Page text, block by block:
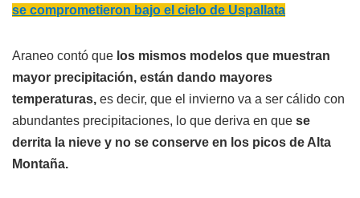
se comprometieron bajo el cielo de Uspallata
Araneo contó que los mismos modelos que muestran
mayor precipitación, están dando mayores
temperaturas, es decir, que el invierno va a ser cálido con
abundantes precipitaciones, lo que deriva en que se
derrita la nieve y no se conserve en los picos de Alta
Montaña.